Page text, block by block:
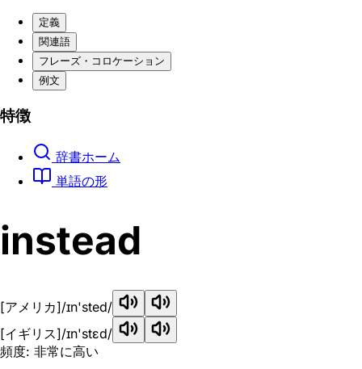
定義
関連語
フレーズ・コロケーション
例文
特徴
辞書ホーム
単語の形
instead
[アメリカ]/ɪn'sted/
[イギリス]/ɪn'stɛd/
頻度: 非常に高い